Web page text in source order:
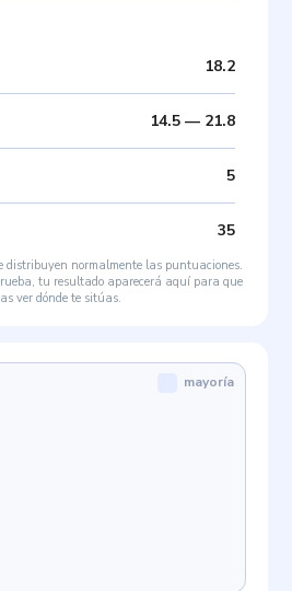
18.2
14.5— 21.8
5
35
distribuyen normalmente las puntuaciones.
tu resultado aparecerá aquí para que
ver dónde te sitúas.
mayoría